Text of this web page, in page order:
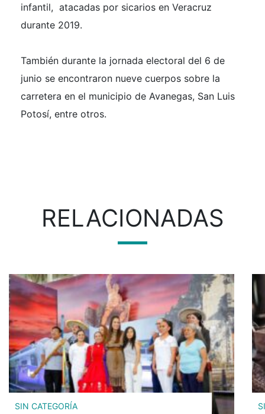
infantil, atacadas por sicarios en Veracruz
durante 2019.
También durante la jornada electoral del 6 de
junio se encontraron nueve cuerpos sobre la
carretera en el municipio de Avanegas, San Luis
Potosí, entre otros.
RELACIONADAS
SIN CATEGORÍA